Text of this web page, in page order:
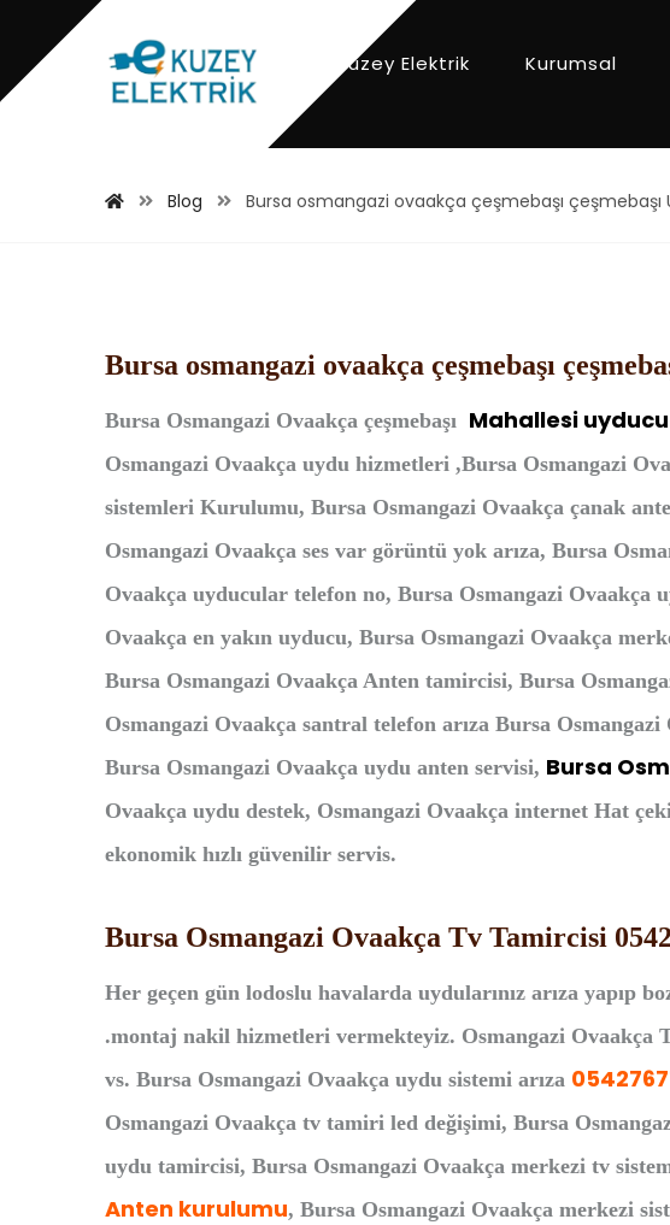
Kuzey Elektrik Kurumsal
Blog Bursa osmangazi ovaakça çeşmebaşı
Bursa osmangazi ovaakça çeşmebaşı
Bursa Osmangazi Ovaakça çeşmebaşı Mahallesi
Osmangazi Ovaakça uydu hizmetleri ,Bursa Osmangazi
sistemleri Kurulumu, Bursa Osmangazi Ovaakça çanak
Osmangazi Ovaakça ses var görüntü yok arıza, Bursa
Ovaakça uyducular telefon no, Bursa Osmangazi
Ovaakça en yakın uyducu, Bursa Osmangazi Ovaakça
Bursa Osmangazi Ovaakça Anten tamircisi, Bursa
Osmangazi Ovaakça santral telefon arıza Bursa
Bursa Osmangazi Ovaakça uydu anten servisi, Bursa
Ovaakça uydu destek, Osmangazi Ovaakça internet Hat
ekonomik hızlı güvenilir servis.
Bursa Osmangazi Ovaakça Tv Tamircisi
Her geçen gün lodoslu havalarda uydularınız arıza yapıp
.montaj nakil hizmetleri vermekteyiz. Osmangazi Ovaakça
vs. Bursa Osmangazi Ovaakça uydu sistemi arıza
Osmangazi Ovaakça tv tamiri led değişimi, Bursa
uydu tamircisi, Bursa Osmangazi Ovaakça merkezi tv
Anten kurulumu, Bursa Osmangazi Ovaakça merkezi